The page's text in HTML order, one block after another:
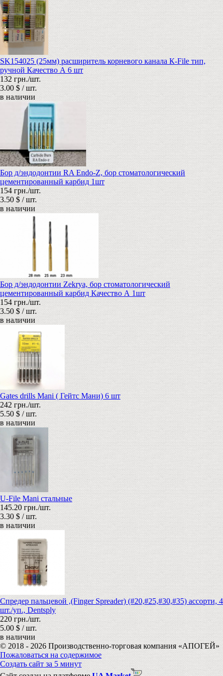
SK154025 (25мм) расширитель корневого канала К-File тип,
ручной Качество А 6 шт
132 грн./шт.
3.00 $ / шт.
в наличии
Бор д/эндодонтии RA Endo-Z, бор стоматологический
цементированный карбид 1шт
154 грн./шт.
3.50 $ / шт.
в наличии
Бор д/эндодонтии Zekrya, бор стоматологический
цементированный карбид Качество А 1шт
154 грн./шт.
3.50 $ / шт.
в наличии
Gates drills Mani ( Гейтс Мани) 6 шт
242 грн./шт.
5.50 $ / шт.
в наличии
U-File Mani стальные
145.20 грн./шт.
3.30 $ / шт.
в наличии
Спредер пальцевой ,(Finger Spreader) (#20,#25,#30,#35) ассорти, 4
шт./уп., Dentsply
220 грн./шт.
5.00 $ / шт.
в наличии
© 2018 - 2026 Производственно-торговая компания «АПОГЕЙ»
Пожаловаться на содержимое
Создать сайт за 5 минут